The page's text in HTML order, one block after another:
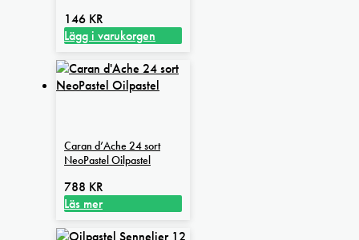
146 KR
Lägg i varukorgen
Caran d’Ache 24 sort
NeoPastel Oilpastel
788 KR
Läs mer